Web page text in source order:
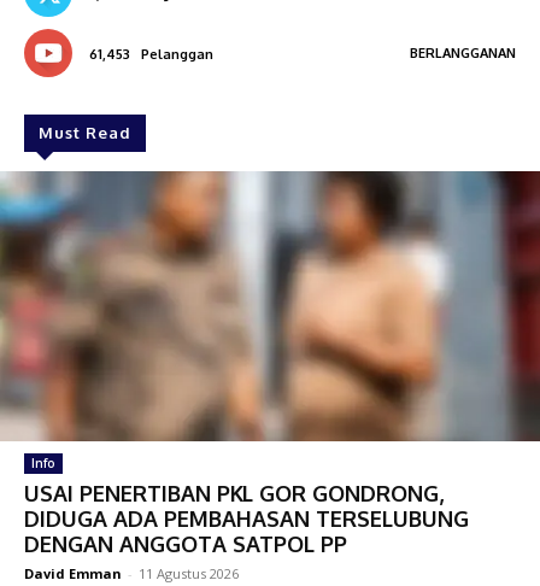
61,453 Pelanggan BERLANGGANAN
Must Read
Info
USAI PENERTIBAN PKL GOR GONDRONG,
DIDUGA ADA PEMBAHASAN TERSELUBUNG
DENGAN ANGGOTA SATPOL PP
David Emman - 11 Agustus 2026